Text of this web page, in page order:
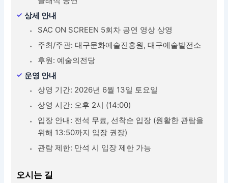
상세 안내
SAC ON SCREEN 5회차 공연 영상 상영
주최/주관: 대구문화예술진흥원, 대구예술발전소
후원: 예술의전당
운영 안내
상영 기간: 2026년 6월 13일 토요일
상영 시간: 오후 2시 (14:00)
입장 안내: 전석 무료, 선착순 입장 (원활한 관람을
위해 13:50까지 입장 권장)
관람 제한: 만석 시 입장 제한 가능
오시는 길